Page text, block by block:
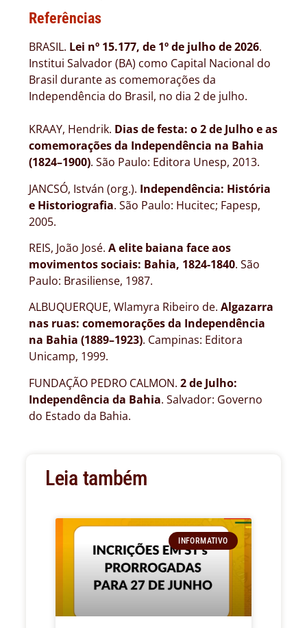
Referências
BRASIL. Lei nº 15.177, de 1º de julho de 2026.
Institui Salvador (BA) como Capital Nacional do
Brasil durante as comemorações da
Independência do Brasil, no dia 2 de julho.
KRAAY, Hendrik. Dias de festa: o 2 de Julho e as
comemorações da Independência na Bahia
(1824–1900). São Paulo: Editora Unesp, 2013.
JANCSÓ, István (org.). Independência: História
e Historiografia. São Paulo: Hucitec; Fapesp,
2005.
REIS, João José. A elite baiana face aos
movimentos sociais: Bahia, 1824-1840. São
Paulo: Brasiliense, 1987.
ALBUQUERQUE, Wlamyra Ribeiro de. Algazarra
nas ruas: comemorações da Independência
na Bahia (1889–1923). Campinas: Editora
Unicamp, 1999.
FUNDAÇÃO PEDRO CALMON. 2 de Julho:
Independência da Bahia. Salvador: Governo
do Estado da Bahia.
Leia também
INFORMATIVO